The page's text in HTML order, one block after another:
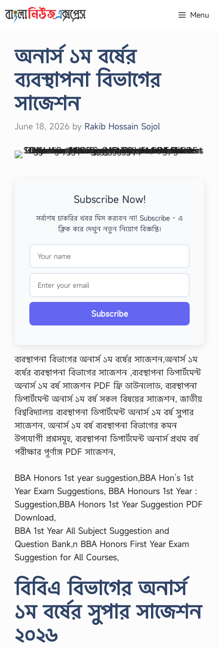
to
Menu
অনার্স ১ম বর্ষের
ব্যবস্থাপনা বিভাগের
সাজেশন
June 18, 2026 by Rakib Hossain Sojol
Subscribe Now!
সর্বশেষ চাকরির খবর মিস করবেন না! Subscribe - এ
ক্লিক করে দেখুন নতুন নিয়োগ বিজ্ঞপ্তি।
Subscribe
ব্যবস্থাপনা বিভাগের অনার্স ১ম বর্ষের সাজেশন,অনার্স ১ম
বর্ষের ব্যবস্থাপনা বিভাগের সাজেশন ,ব্যবস্থাপনা ডিপার্টমেন্ট
অনার্স ১ম বর্ষ সাজেশন PDF ফ্রি ডাউনলোড, ব্যবস্থাপনা
ডিপার্টমেন্ট অনার্স ১ম বর্ষ সকল বিষয়ের সাজেশন, জাতীয়
বিশ্ববিদ্যালয় ব্যবস্থাপনা ডিপার্টমেন্ট অনার্স ১ম বর্ষ সুপার
সাজেশন, অনার্স ১ম বর্ষ ব্যবস্থাপনা বিভাগের কমন
উপযোগী প্রশ্নসমূহ, ব্যবস্থাপনা ডিপার্টমেন্ট অনার্স প্রথম বর্ষ
পরীক্ষার পূর্ণাঙ্গ PDF সাজেশন,
BBA Honors 1st year suggestion,BBA Hon’s 1st
Year Exam Suggestions, BBA Honours 1st Year :
Suggestion,BBA Honors 1st Year Suggestion PDF
Download,
BBA 1st Year All Subject Suggestion and
Question Bank,n BBA Honors First Year Exam
Suggestion for All Courses,
বিবিএ বিভাগের অনার্স
১ম বর্ষের সুপার সাজেশন
২০২৬